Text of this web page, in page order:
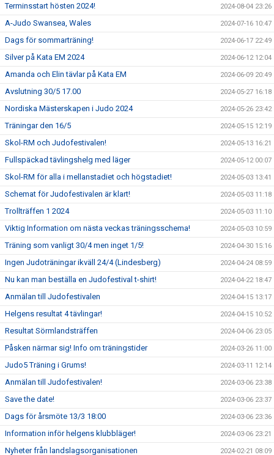
Terminsstart hösten 2024! 2024-08-04 23:26
A-Judo Swansea, Wales 2024-07-16 10:47
Dags för sommarträning! 2024-06-17 22:49
Silver på Kata EM 2024 2024-06-12 12:04
Amanda och Elin tävlar på Kata EM 2024-06-09 20:49
Avslutning 30/5 17.00 2024-05-27 16:18
Nordiska Mästerskapen i Judo 2024 2024-05-26 23:42
Träningar den 16/5 2024-05-15 12:19
Skol-RM och Judofestivalen! 2024-05-13 16:21
Fullspäckad tävlingshelg med läger 2024-05-12 00:07
Skol-RM för alla i mellanstadiet och högstadiet! 2024-05-03 13:41
Schemat för Judofestivalen är klart! 2024-05-03 11:18
Trollträffen 1 2024 2024-05-03 11:10
Viktig Information om nästa veckas träningsschema! 2024-05-03 10:59
Träning som vanligt 30/4 men inget 1/5! 2024-04-30 15:16
Ingen Judoträningar ikväll 24/4 (Lindesberg) 2024-04-24 08:59
Nu kan man beställa en Judofestival t-shirt! 2024-04-22 18:47
Anmälan till Judofestivalen 2024-04-15 13:17
Helgens resultat 4 tävlingar! 2024-04-15 10:52
Resultat Sörmlandsträffen 2024-04-06 23:05
Påsken närmar sig! Info om träningstider 2024-03-26 11:00
Judo5 Träning i Grums! 2024-03-11 12:14
Anmälan till Judofestivalen! 2024-03-06 23:38
Save the date! 2024-03-06 23:37
Dags för årsmöte 13/3 18:00 2024-03-06 23:36
Information inför helgens klubbläger! 2024-03-06 23:21
Nyheter från landslagsorganisationen 2024-02-21 08:09